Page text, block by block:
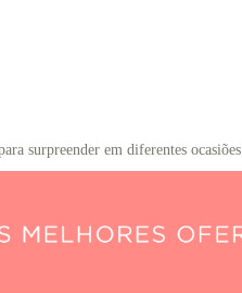
surpreender em diferentes ocasiões